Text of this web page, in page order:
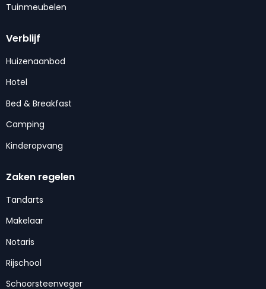
Tuinmeubelen
Verblijf
Huizenaanbod
Hotel
Bed & Breakfast
Camping
Kinderopvang
Zaken regelen
Tandarts
Makelaar
Notaris
Rijschool
Schoorsteenveger